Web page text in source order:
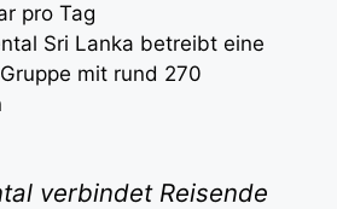
pro Tag
Sri Lanka betreibt eine
mit rund 270
verbindet Reisende